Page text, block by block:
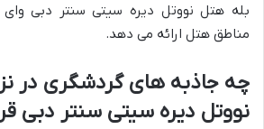
بله هتل نووتل دیره سیتی سنتر دبی وای
مناطق هتل ارائه می دهد.
چه جاذبه های گردشگری در
نووتل دیره سیتی سنتر دبی